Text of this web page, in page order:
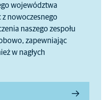
województwa
nowoczesnego
naszego zespołu
zapewniając
w nagłych